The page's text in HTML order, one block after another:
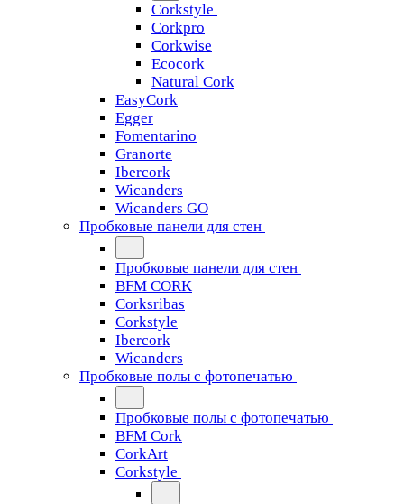
Corkstyle
Corkpro
Corkwise
Ecocork
Natural Cork
EasyCork
Egger
Fomentarino
Granorte
Ibercork
Wicanders
Wicanders GO
Пробковые панели для стен
Пробковые панели для стен
BFM CORK
Corksribas
Corkstyle
Ibercork
Wicanders
Пробковые полы с фотопечатью
Пробковые полы с фотопечатью
BFM Cork
CorkArt
Corkstyle